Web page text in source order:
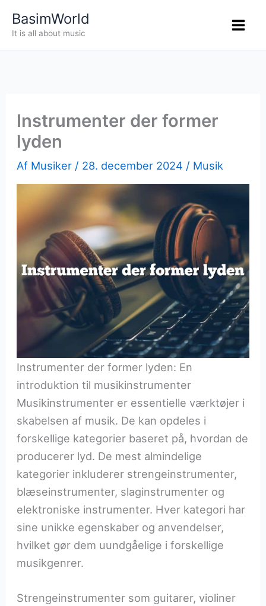
BasimWorld
It is all about music
Instrumenter der former
lyden
Af Musiker / 28. december 2024 / Musik
Instrumenter der former lyden: En
introduktion til musikinstrumenter
Musikinstrumenter er essentielle værktøjer i
skabelsen af musik. De kan opdeles i
forskellige kategorier baseret på, hvordan de
producerer lyd. De mest almindelige
kategorier inkluderer strengeinstrumenter,
blæseinstrumenter, slaginstrumenter og
elektroniske instrumenter. Hver kategori har
sine unikke egenskaber og anvendelser,
hvilket gør dem uundgåelige i forskellige
musikgenrer.
Strengeinstrumenter som guitarer, violiner